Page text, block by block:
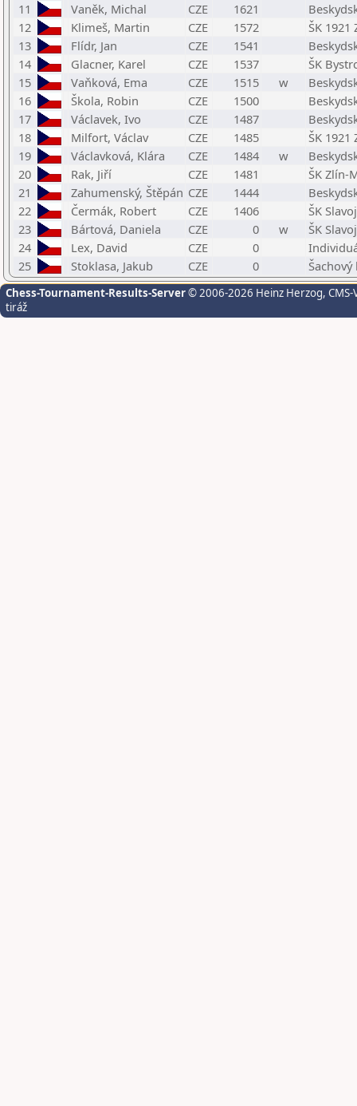
11
Vaněk, Michal CZE 1621
12
Klimeš, Martin CZE 1572
ŠK 1921
13
Flídr, Jan CZE 1541
14
Glacner, Karel CZE 1537
ŠK
15
Vaňková, Ema CZE 1515 w
16
Škola, Robin CZE 1500
17
Václavek, Ivo CZE 1487
18
Milfort, Václav CZE 1485
ŠK 1921
19
Václavková, Klára CZE 1484 w
20
Rak, Jiří CZE 1481
ŠK Zlín-
21
Zahumenský, Štěpán CZE 1444
22
Čermák, Robert CZE 1406
ŠK
23
Bártová, Daniela CZE 0 w
ŠK
24
Lex, David CZE 0
25
Stoklasa, Jakub CZE 0
Chess-Tournament-Results-Server© 2006-2026 Heinz Herzog,
tiráž